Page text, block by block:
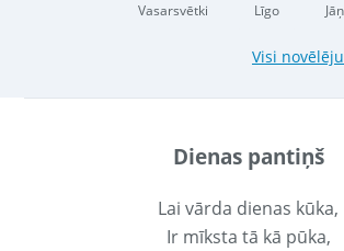
Vasarsvētki Līgo
Visi
Dienas pantiņš
Lai vārda dienas kūka,
Ir mīksta tā kā pūka,